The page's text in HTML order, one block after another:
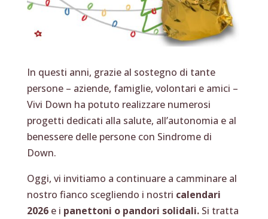
In questi anni, grazie al sostegno di tante
persone – aziende, famiglie, volontari e amici –
Vivi Down ha potuto realizzare numerosi
progetti dedicati alla salute, all’autonomia e al
benessere delle persone con Sindrome di
Down.
Oggi, vi invitiamo a continuare a camminare al
nostro fianco scegliendo i nostri calendari
2026e i panettoni o pandori solidali. Si tratta